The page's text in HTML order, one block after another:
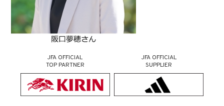
JFA OFFICIAL
TOP PARTNER
JFA OFFICIAL
SUPPLIER